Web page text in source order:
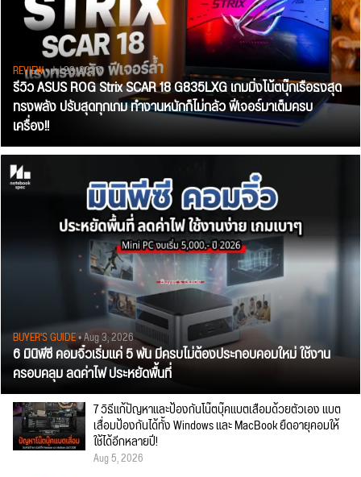
REVIEW• Jul 28, 2026
รีวิว ASUS ROG Strix SCAR 18 G835LXG เกมมิ่งโน้ตบุ๊กเรือธงสุด
ทรงพลัง ปรับสุดทุกเกม ทำงานหนักก็ไม่กลัว ฟีเจอร์มาเต็มครบ
เครื่อง!!
BUYER'S GUIDE• Aug 3, 2026
6 มินิพีซี คอมจิ๋วเริ่มแค่ 5 พัน มีครบไม่ต้องประกอบคอมใหม่ ใช้งาน
ครอบคลุม ลดค่าไฟ ประหยัดพื้นที่
7 วิธีแก้ปัญหาและป้องกันโน๊ตบุ๊คแบตเสื่อมด้วยตัวเอง แบต
เสื่อมป้องกันได้ทั้ง Windows และ MacBook ยืดอายุคอมให้
ใช้ได้อีกหลายปี!
Aug 5, 2026